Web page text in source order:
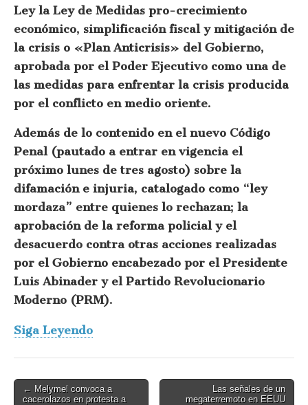
Ley la Ley de Medidas pro-crecimiento
económico, simplificación fiscal y mitigación de
la crisis o «Plan Anticrisis» del Gobierno,
aprobada por el Poder Ejecutivo como una de
las medidas para enfrentar la crisis producida
por el conflicto en medio oriente.
Además de lo contenido en el nuevo Código
Penal (pautado a entrar en vigencia el
próximo lunes de tres agosto) sobre la
difamación e injuria, catalogado como “ley
mordaza” entre quienes lo rechazan; la
aprobación de la reforma policial y el
desacuerdo contra otras acciones realizadas
por el Gobierno encabezado por el Presidente
Luis Abinader y el Partido Revolucionario
Moderno (PRM).
Siga Leyendo
Post
← Melymel convoca a
cacerolazos en protesta a
Las señales de un
megaterremoto en EEUU